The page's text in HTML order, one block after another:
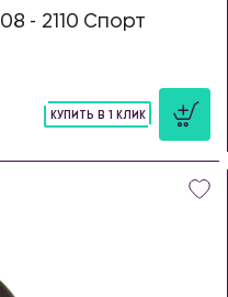
- 2110 Спорт
КУПИТЬ В 1 КЛИК